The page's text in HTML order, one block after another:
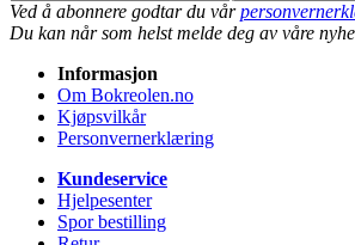
Ved å abonnere godtar du vår
Du kan når som helst melde deg av våre
Informasjon
Om Bokreolen.no
Kjøpsvilkår
Personvernerklæring
Kundeservice
Hjelpesenter
Spor bestilling